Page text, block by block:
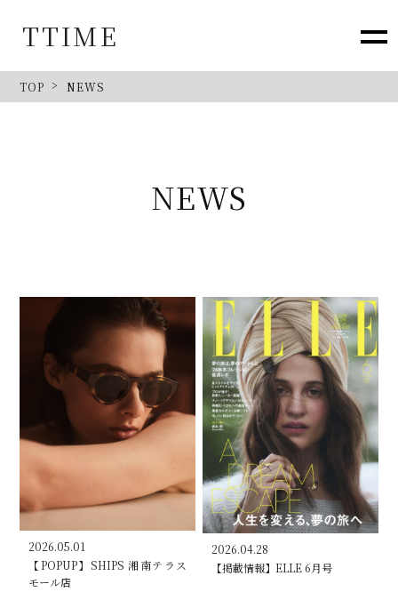
TTIME
TOP NEWS
NEWS
2026.05.01
【POPUP】SHIPS 湘南テラス
モール店
2026.04.28
【掲載情報】ELLE 6月号